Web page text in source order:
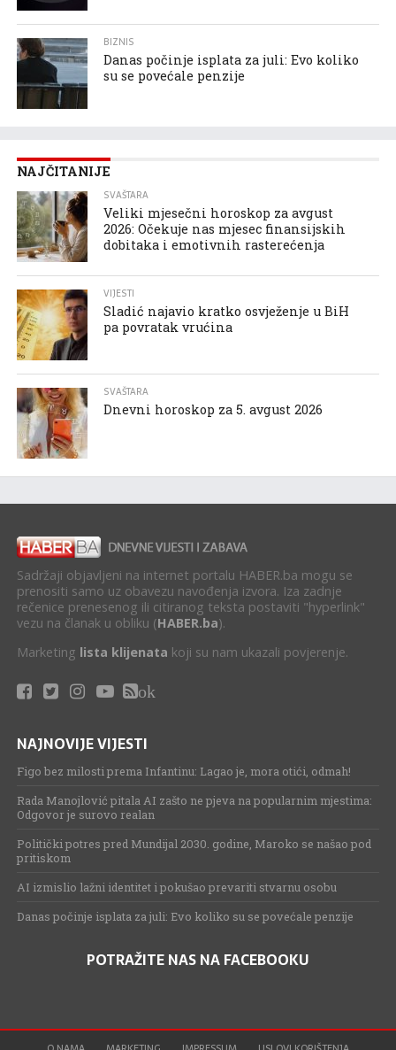
BIZNIS
Danas počinje isplata za juli: Evo koliko
su se povećale penzije
NAJČITANIJE
SVAŠTARA
Veliki mjesečni horoskop za avgust
2026: Očekuje nas mjesec finansijskih
dobitaka i emotivnih rasterećenja
VIJESTI
Sladić najavio kratko osvježenje u BiH
pa povratak vrućina
SVAŠTARA
Dnevni horoskop za 5. avgust 2026
Sadržaji objavljeni na internet portalu HABER.ba mogu se
prenositi samo uz obavezu navođenja izvora. Iza zadnje
rečenice prenesenog ili citiranog teksta postaviti "hyperlink"
vezu na članak u obliku (HABER.ba).
Marketing lista klijenata koji su nam ukazali povjerenje.
ok
NAJNOVIJE VIJESTI
Figo bez milosti prema Infantinu: Lagao je, mora otići, odmah!
Rada Manojlović pitala AI zašto ne pjeva na popularnim mjestima:
Odgovor je surovo realan
Politički potres pred Mundijal 2030. godine, Maroko se našao pod
pritiskom
AI izmislio lažni identitet i pokušao prevariti stvarnu osobu
Danas počinje isplata za juli: Evo koliko su se povećale penzije
POTRAŽITE NAS NA FACEBOOKU